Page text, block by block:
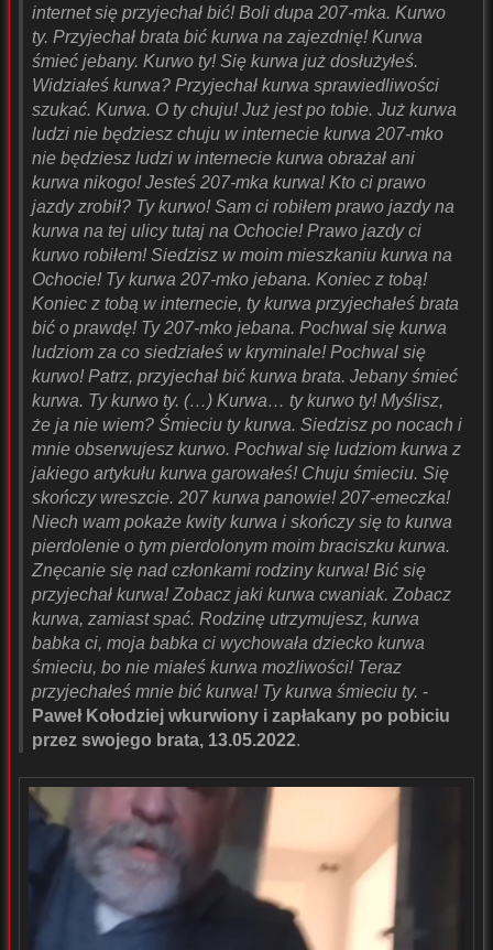
internet się przyjechał bić! Boli dupa 207-mka. Kurwo
ty. Przyjechał brata bić kurwa na zajezdnię! Kurwa
śmieć jebany. Kurwo ty! Się kurwa już dosłużyłeś.
Widziałeś kurwa? Przyjechał kurwa sprawiedliwości
szukać. Kurwa. O ty chuju! Już jest po tobie. Już kurwa
ludzi nie będziesz chuju w internecie kurwa 207-mko
nie będziesz ludzi w internecie kurwa obrażał ani
kurwa nikogo! Jesteś 207-mka kurwa! Kto ci prawo
jazdy zrobił? Ty kurwo! Sam ci robiłem prawo jazdy na
kurwa na tej ulicy tutaj na Ochocie! Prawo jazdy ci
kurwo robiłem! Siedzisz w moim mieszkaniu kurwa na
Ochocie! Ty kurwa 207-mko jebana. Koniec z tobą!
Koniec z tobą w internecie, ty kurwa przyjechałeś brata
bić o prawdę! Ty 207-mko jebana. Pochwal się kurwa
ludziom za co siedziałeś w kryminale! Pochwal się
kurwo! Patrz, przyjechał bić kurwa brata. Jebany śmieć
kurwa. Ty kurwo ty. (…) Kurwa… ty kurwo ty! Myślisz,
że ja nie wiem? Śmieciu ty kurwa. Siedzisz po nocach i
mnie obserwujesz kurwo. Pochwal się ludziom kurwa z
jakiego artykułu kurwa garowałeś! Chuju śmieciu. Się
skończy wreszcie. 207 kurwa panowie! 207-emeczka!
Niech wam pokaże kwity kurwa i skończy się to kurwa
pierdolenie o tym pierdolonym moim braciszku kurwa.
Znęcanie się nad członkami rodziny kurwa! Bić się
przyjechał kurwa! Zobacz jaki kurwa cwaniak. Zobacz
kurwa, zamiast spać. Rodzinę utrzymujesz, kurwa
babka ci, moja babka ci wychowała dziecko kurwa
śmieciu, bo nie miałeś kurwa możliwości! Teraz
przyjechałeś mnie bić kurwa! Ty kurwa śmieciu ty. -
Paweł Kołodziej wkurwiony i zapłakany po pobiciu
przez swojego brata, 13.05.2022.